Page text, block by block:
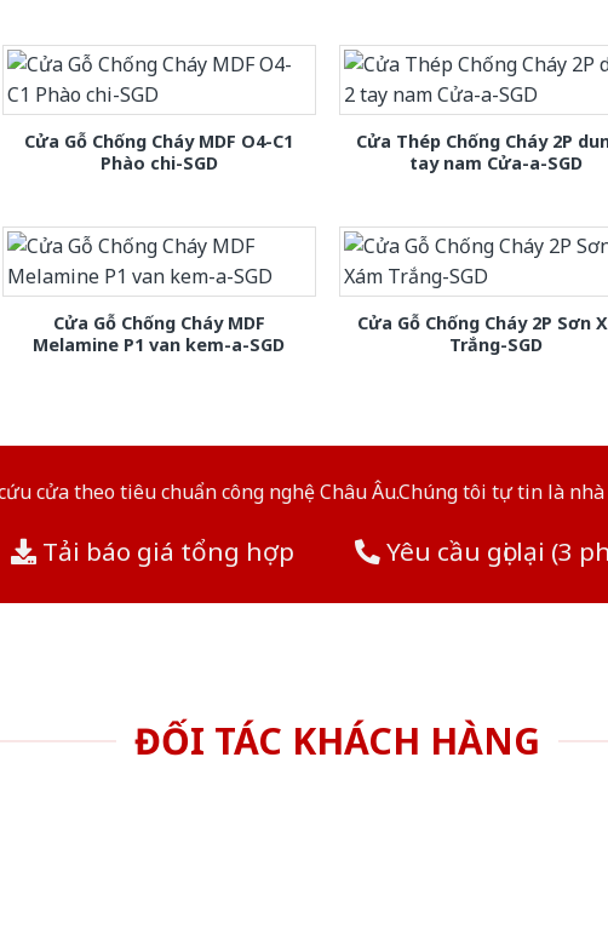
Cửa Gỗ Chống Cháy MDF O4-C1
Phào chi-SGD
Cửa Thép Chống Cháy 2P
tay nam Cửa-a-SGD
Cửa Gỗ Chống Cháy MDF
Melamine P1 van kem-a-SGD
Cửa Gỗ Chống Cháy 2P Sơn
Trắng-SGD
cửa theo tiêu chuẩn công nghệ Châu Âu.Chúng tôi tự tin là
Tải báo giá tổng hợp Yêu cầu gọi lại (3
ĐỐI TÁC KHÁCH HÀNG